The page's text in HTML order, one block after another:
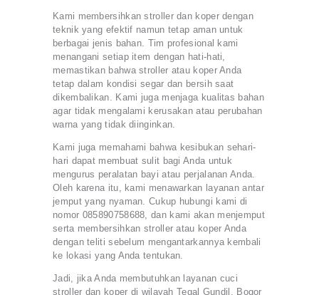
Kami membersihkan stroller dan koper dengan
teknik yang efektif namun tetap aman untuk
berbagai jenis bahan. Tim profesional kami
menangani setiap item dengan hati-hati,
memastikan bahwa stroller atau koper Anda
tetap dalam kondisi segar dan bersih saat
dikembalikan. Kami juga menjaga kualitas bahan
agar tidak mengalami kerusakan atau perubahan
warna yang tidak diinginkan.
Kami juga memahami bahwa kesibukan sehari-
hari dapat membuat sulit bagi Anda untuk
mengurus peralatan bayi atau perjalanan Anda.
Oleh karena itu, kami menawarkan layanan antar
jemput yang nyaman. Cukup hubungi kami di
nomor 085890758688, dan kami akan menjemput
serta membersihkan stroller atau koper Anda
dengan teliti sebelum mengantarkannya kembali
ke lokasi yang Anda tentukan.
Jadi, jika Anda membutuhkan layanan cuci
stroller dan koper di wilayah Tegal Gundil, Bogor